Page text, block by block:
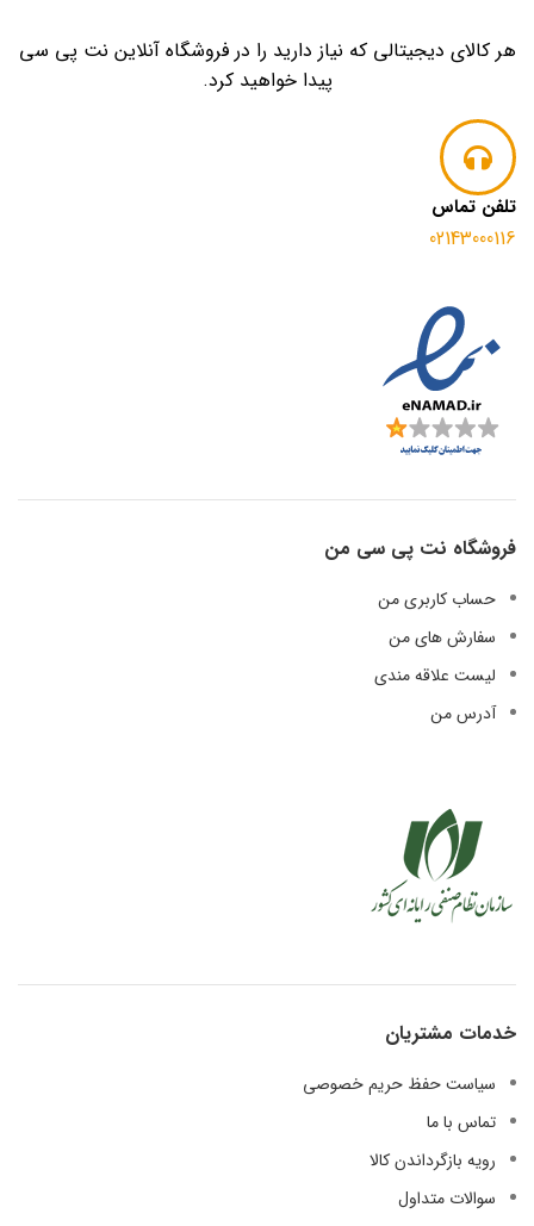
هر کالای دیجیتالی که نیاز دارید را در فروشگاه آنلاین نت پی سی
پیدا خواهید کرد.
تلفن تماس
02143000116
فروشگاه نت پی سی من
حساب کاربری من
سفارش های من
لیست علاقه مندی
آدرس من
خدمات مشتریان
سیاست حفظ حریم خصوصی
تماس با ما
رویه بازگرداندن کالا
سوالات متداول